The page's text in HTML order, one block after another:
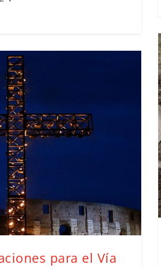
para el Vía